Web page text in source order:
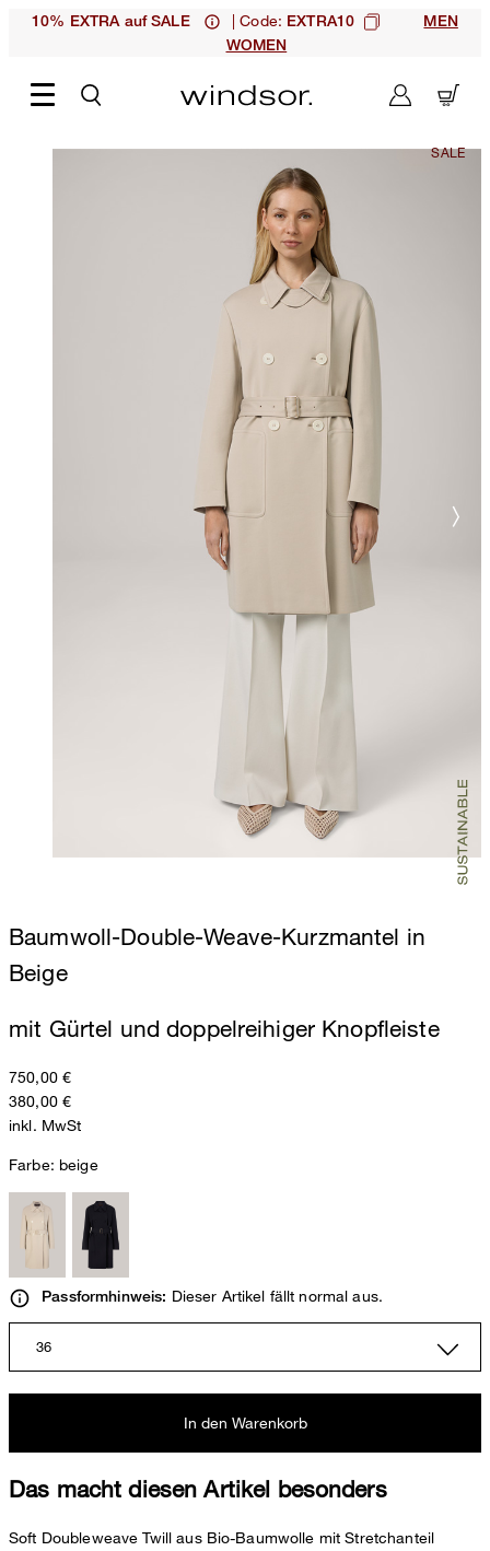
10% EXTRA auf SALE | Code: EXTRA10
MEN
WOMEN
Baumwoll-Double-Weave-Kurzmantel in
Beige
mit Gürtel und doppelreihiger Knopfleiste
750,00 €
380,00 €
inkl. MwSt
Farbe: beige
Passformhinweis: Dieser Artikel fällt normal aus.
36
In den Warenkorb
Das macht diesen Artikel besonders
Soft Doubleweave Twill aus Bio-Baumwolle mit Stretchanteil